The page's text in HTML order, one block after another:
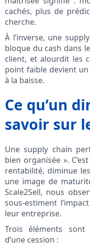
cachés, plus de
cherche.
À l’inverse, une
bloque du cash dans
client, et alourdit les
point faible devient
à la baisse.
Ce qu’un
savoir sur
Une supply chain
bien organisée ».
rentabilité, diminue
une image de
Scale2Sell, nous
sous-estiment
leur entreprise.
Trois éléments sont
d’une cession :